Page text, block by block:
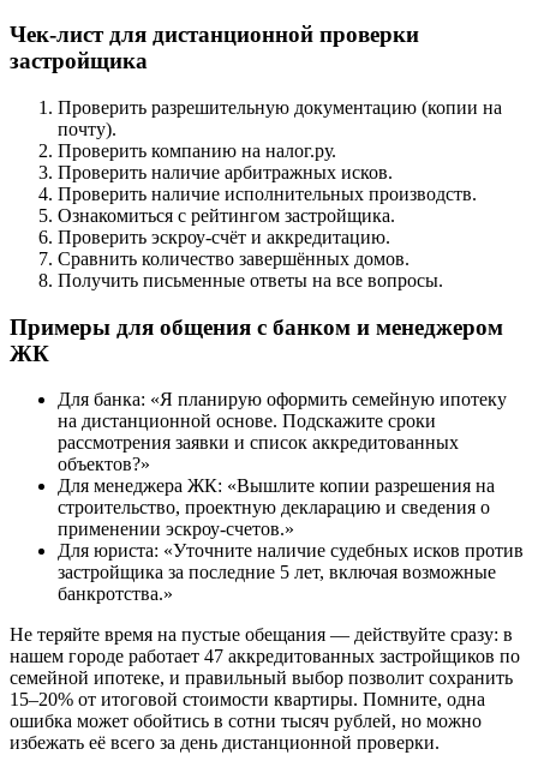
Чек-лист для дистанционной проверки
застройщика
Проверить разрешительную документацию (копии на
почту).
Проверить компанию на налог.ру.
Проверить наличие арбитражных исков.
Проверить наличие исполнительных производств.
Ознакомиться с рейтингом застройщика.
Проверить эскроу-счёт и аккредитацию.
Сравнить количество завершённых домов.
Получить письменные ответы на все вопросы.
Примеры для общения с банком и менеджером
ЖК
Для банка: «Я планирую оформить семейную ипотеку
на дистанционной основе. Подскажите сроки
рассмотрения заявки и список аккредитованных
объектов?»
Для менеджера ЖК: «Вышлите копии разрешения на
строительство, проектную декларацию и сведения о
применении эскроу-счетов.»
Для юриста: «Уточните наличие судебных исков против
застройщика за последние 5 лет, включая возможные
банкротства.»
Не теряйте время на пустые обещания — действуйте сразу: в
нашем городе работает 47 аккредитованных застройщиков по
семейной ипотеке, и правильный выбор позволит сохранить
15–20% от итоговой стоимости квартиры. Помните, одна
ошибка может обойтись в сотни тысяч рублей, но можно
избежать её всего за день дистанционной проверки.